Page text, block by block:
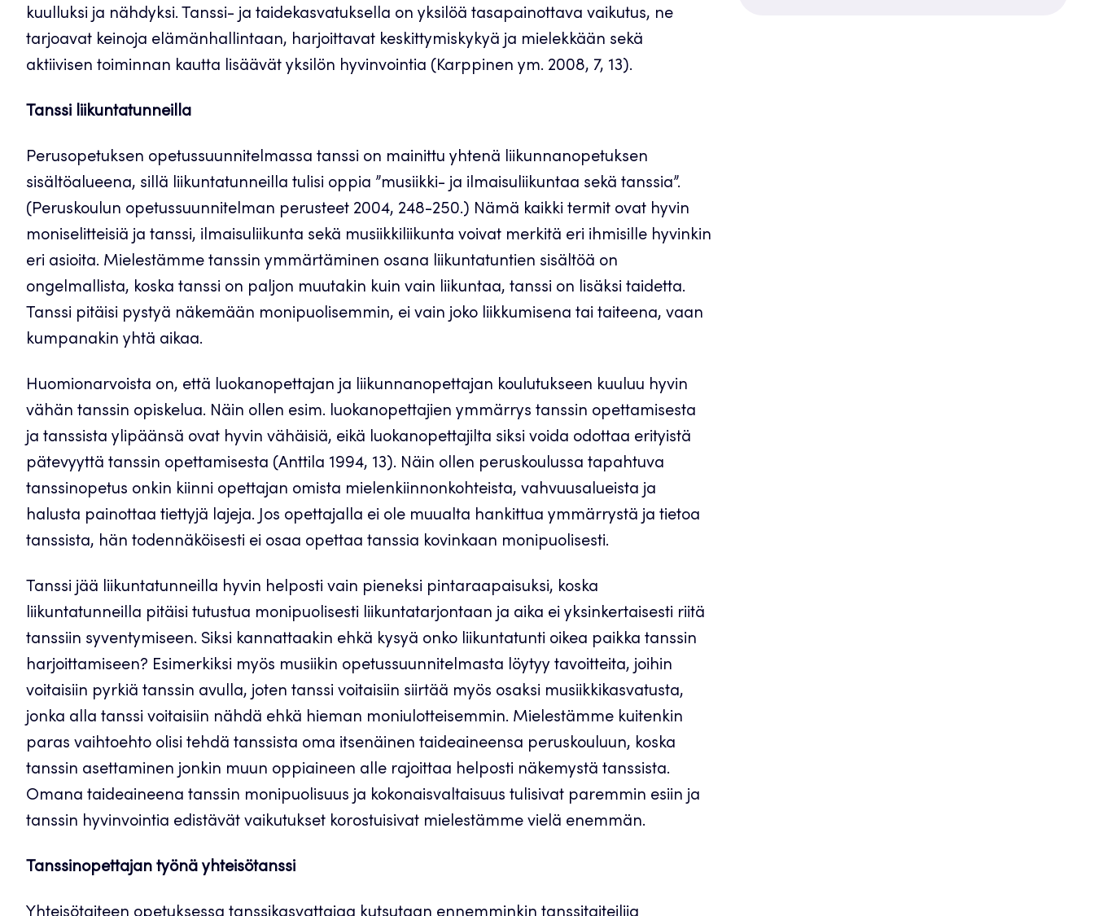
kuulluksi ja nähdyksi. Tanssi- ja taidekasvatuksella on yksilöä tasapainottava vaikutus, ne
tarjoavat keinoja elämänhallintaan, harjoittavat keskittymiskykyä ja mielekkään sekä
aktiivisen toiminnan kautta lisäävät yksilön hyvinvointia (Karppinen ym. 2008, 7, 13).
Tanssi liikuntatunneilla
Perusopetuksen opetussuunnitelmassa tanssi on mainittu yhtenä liikunnanopetuksen
sisältöalueena, sillä liikuntatunneilla tulisi oppia ”musiikki- ja ilmaisuliikuntaa sekä tanssia”.
(Peruskoulun opetussuunnitelman perusteet 2004, 248-250.) Nämä kaikki termit ovat hyvin
moniselitteisiä ja tanssi, ilmaisuliikunta sekä musiikkiliikunta voivat merkitä eri ihmisille hyvinkin
eri asioita. Mielestämme tanssin ymmärtäminen osana liikuntatuntien sisältöä on
ongelmallista, koska tanssi on paljon muutakin kuin vain liikuntaa, tanssi on lisäksi taidetta.
Tanssi pitäisi pystyä näkemään monipuolisemmin, ei vain joko liikkumisena tai taiteena, vaan
kumpanakin yhtä aikaa.
Huomionarvoista on, että luokanopettajan ja liikunnanopettajan koulutukseen kuuluu hyvin
vähän tanssin opiskelua. Näin ollen esim. luokanopettajien ymmärrys tanssin opettamisesta
ja tanssista ylipäänsä ovat hyvin vähäisiä, eikä luokanopettajilta siksi voida odottaa erityistä
pätevyyttä tanssin opettamisesta (Anttila 1994, 13). Näin ollen peruskoulussa tapahtuva
tanssinopetus onkin kiinni opettajan omista mielenkiinnonkohteista, vahvuusalueista ja
halusta painottaa tiettyjä lajeja. Jos opettajalla ei ole muualta hankittua ymmärrystä ja tietoa
tanssista, hän todennäköisesti ei osaa opettaa tanssia kovinkaan monipuolisesti.
Tanssi jää liikuntatunneilla hyvin helposti vain pieneksi pintaraapaisuksi, koska
liikuntatunneilla pitäisi tutustua monipuolisesti liikuntatarjontaan ja aika ei yksinkertaisesti riitä
tanssiin syventymiseen. Siksi kannattaakin ehkä kysyä onko liikuntatunti oikea paikka tanssin
harjoittamiseen? Esimerkiksi myös musiikin opetussuunnitelmasta löytyy tavoitteita, joihin
voitaisiin pyrkiä tanssin avulla, joten tanssi voitaisiin siirtää myös osaksi musiikkikasvatusta,
jonka alla tanssi voitaisiin nähdä ehkä hieman moniulotteisemmin. Mielestämme kuitenkin
paras vaihtoehto olisi tehdä tanssista oma itsenäinen taideaineensa peruskouluun, koska
tanssin asettaminen jonkin muun oppiaineen alle rajoittaa helposti näkemystä tanssista.
Omana taideaineena tanssin monipuolisuus ja kokonaisvaltaisuus tulisivat paremmin esiin ja
tanssin hyvinvointia edistävät vaikutukset korostuisivat mielestämme vielä enemmän.
Tanssinopettajan työnä yhteisötanssi